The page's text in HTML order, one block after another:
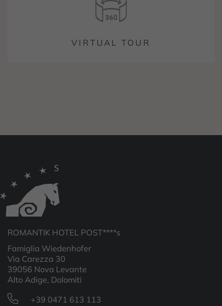
VIRTUAL TOUR
ROMANTIK HOTEL POST****s
Famiglia Wiedenhofer
Via Carezza 30
39056 Nova Levante
Alto Adige, Dolomiti
+39 0471 613 113